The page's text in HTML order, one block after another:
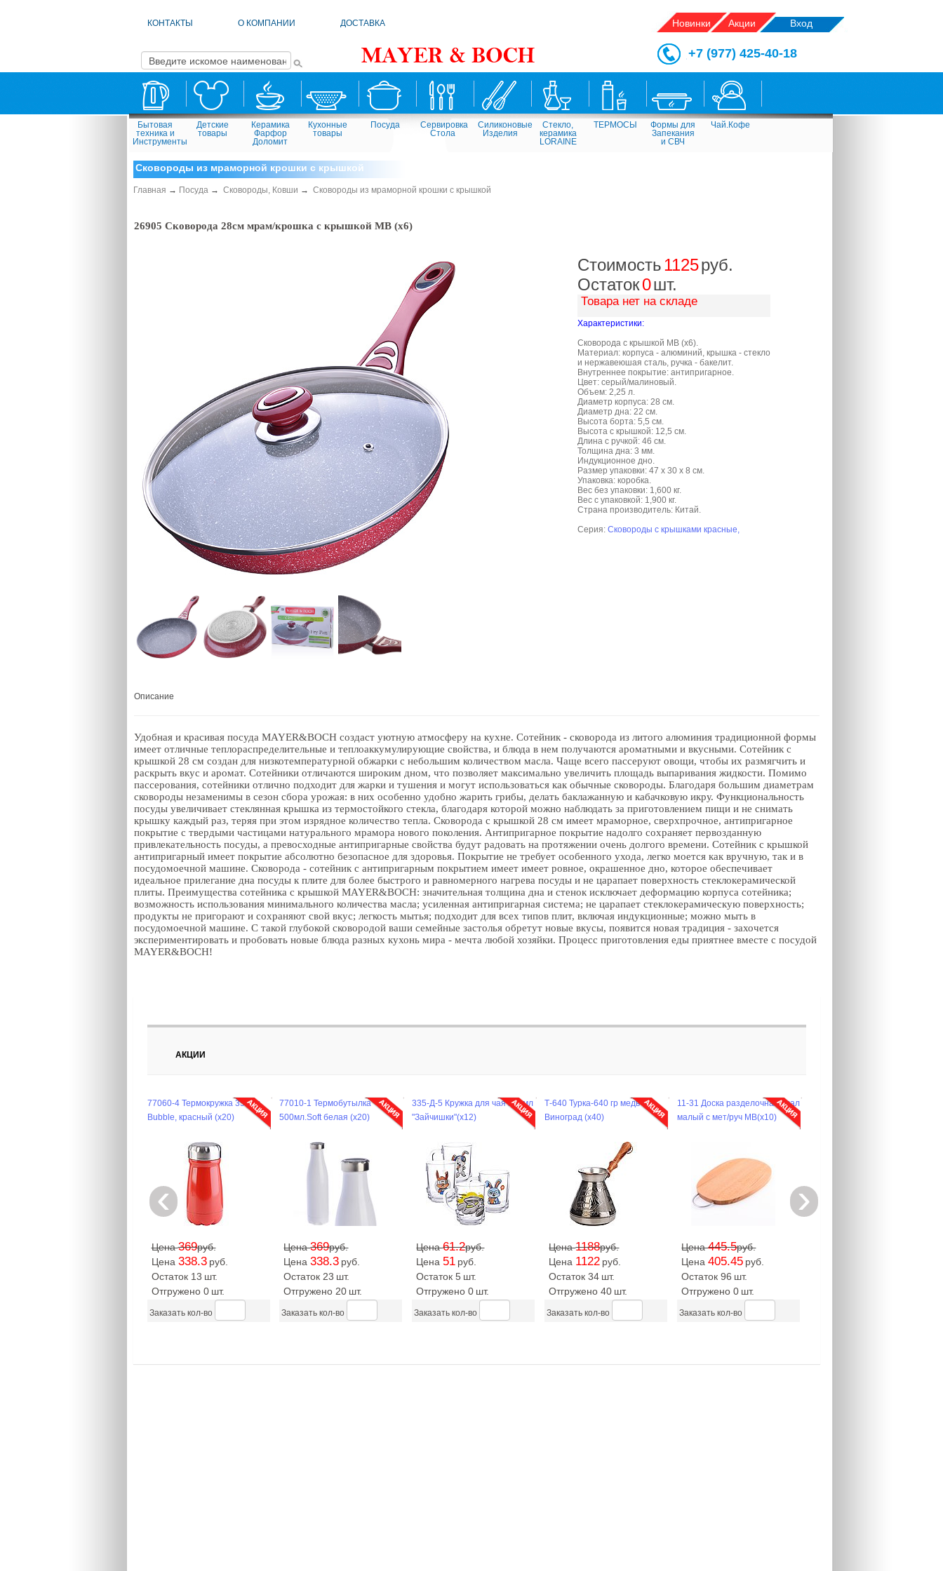
КОНТАКТЫ О КОМПАНИИ ДОСТАВКА Новинки Акции Вход
Бытовая
техника и
Инструменты
Детские
товары
Керамика
Фарфор
Доломит
Кухонные
товары
Посуда
Сервировка
Стола
Силиконовые
Изделия
Стекло,
керамика
LORAINE
ТЕРМОСЫ
Формы для
Запекания
и СВЧ
Чай.Кофе
+7 (977) 425-40-18
Сковороды из мраморной крошки с крышкой
Главная → Посуда→ Сковороды, Ковши → Сковороды из мраморной крошки с крышкой
26905 Сковорода 28см мрам/крошка с крышкой MB (х6)
Стоимость1125руб.
Остаток0шт.
Товара нет на складе
Характеристики:
Сковорода с крышкой МВ (x6).
Материал: корпуса - алюминий, крышка - стекло
и нержавеюшая сталь, ручка - бакелит.
Внутреннее покрытие: антипригарное.
Цвет: серый/малиновый.
Объем: 2,25 л.
Диаметр корпуса: 28 см.
Диаметр дна: 22 см.
Высота борта: 5,5 см.
Высота с крышкой: 12,5 см.
Длина с ручкой: 46 см.
Толщина дна: 3 мм.
Индукционное дно.
Размер упаковки: 47 х 30 х 8 см.
Упаковка: коробка.
Вес без упаковки: 1,600 кг.
Вес с упаковкой: 1,900 кг.
Страна производитель: Китай.
Серия: Сковороды с крышками красные,
Описание
Удобная и красивая посуда MAYER&BOCH создаст уютную атмосферу на кухне. Сотейник - сковорода из литого алюминия традиционной формы
имеет отличные теплораспределительные и теплоаккумулирующие свойства, и блюда в нем получаются ароматными и вкусными. Сотейник с
крышкой 28 см создан для низкотемпературной обжарки с небольшим количеством масла. Чаще всего пассеруют овощи, чтобы их размягчить и
раскрыть вкус и аромат. Сотейники отличаются широким дном, что позволяет максимально увеличить площадь выпаривания жидкости. Помимо
пассерования, сотейники отлично подходит для жарки и тушения и могут использоваться как обычные сковороды. Благодаря большим диаметрам
сковороды незаменимы в сезон сбора урожая: в них особенно удобно жарить грибы, делать баклажанную и кабачковую икру. Функциональность
посуды увеличивает стеклянная крышка из термостойкого стекла, благодаря которой можно наблюдать за приготовлением пищи и не снимать
крышку каждый раз, теряя при этом изрядное количество тепла. Сковорода с крышкой 28 см имеет мраморное, сверхпрочное, антипригарное
покрытие с твердыми частицами натурального мрамора нового поколения. Антипригарное покрытие надолго сохраняет первозданную
привлекательность посуды, а превосходные антипригарные свойства будут радовать на протяжении очень долгого времени. Сотейник с крышкой
антипригарный имеет покрытие абсолютно безопасное для здоровья. Покрытие не требует особенного ухода, легко моется как вручную, так и в
посудомоечной машине. Сковорода - сотейник с антипригарным покрытием имеет имеет ровное, окрашенное дно, которое обеспечивает
идеальное прилегание дна посуды к плите для более быстрого и равномерного нагрева посуды и не царапает поверхность стеклокерамической
плиты. Преимущества сотейника с крышкой MAYER&BOCH: значительная толщина дна и стенок исключает деформацию корпуса сотейника;
возможность использования минимального количества масла; усиленная антипригарная система; не царапает стеклокерамическую поверхность;
продукты не пригорают и сохраняют свой вкус; легкость мытья; подходит для всех типов плит, включая индукционные; можно мыть в
посудомоечной машине. С такой глубокой сковородой ваши семейные застолья обретут новые вкусы, появится новая традиция - захочется
экспериментировать и пробовать новые блюда разных кухонь мира - мечта любой хозяйки. Процесс приготовления еды приятнее вместе с посудой
MAYER&BOCH!
АКЦИИ
77060-4 Термокружка 350мл,
Bubble, красный (х20)
Цена369руб.
Цена 338.3 руб.
Остаток 13 шт.
Отгружено 0 шт.
Заказать кол-во
77010-1 Термобутылка
500мл.Soft белая (х20)
Цена369руб.
Цена338.3 руб.
Остаток 23 шт.
Отгружено 20 шт.
Заказать кол-во
335-Д-5 Кружка для чая 200мл
"Зайчишки"(х12)
Цена61.2руб.
Цена 51 руб.
Остаток 5 шт.
Отгружено 0 шт.
Заказать кол-во
Т-640 Турка-640 гр медь
Виноград (х40)
Цена1188руб.
Цена 1122 руб.
Остаток 34 шт.
Отгружено 40 шт.
Заказать кол-во
11-31 Доска разделочная овал
малый с мет/руч MB(х10)
Цена445.5руб.
Цена405.45 руб.
Остаток 96 шт.
Отгружено 0 шт.
Заказать кол-во
‹ ›